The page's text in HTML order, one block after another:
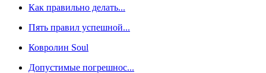
Как правильно делать...
Пять правил успешной...
Ковролин Soul
Допустимые погрешнос...